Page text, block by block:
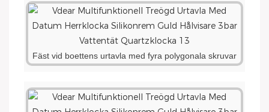
Fäst vid boettens urtavla med fyra polygonala skruvar